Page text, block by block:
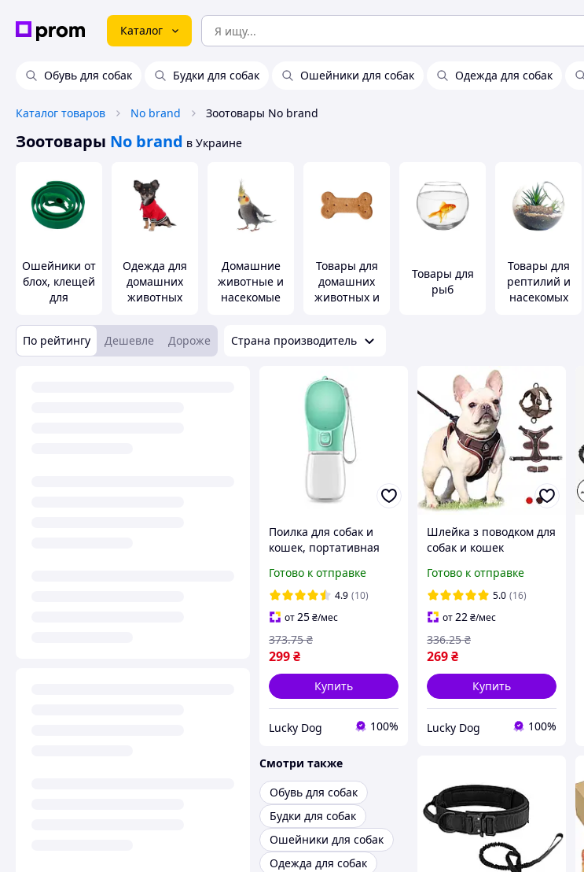
Каталог
Обувь для собак Будки для собак Ошейники для собак Одежда для собак
Каталог товаров No brand Зоотовары No brand
Зоотовары No brand в Украине
Ошейники от
блох, клещей
для
Одежда для
домашних
животных
Домашние
животные и
насекомые
Товары для
домашних
животных и
Товары для
рыб
Товары для
рептилий и
насекомых
По рейтингу Дешевле Дороже Страна производитель
Поилка для собак и
кошек, портативная
чашей для воды
Готово к отправке
4.9 (10)
от25₴/мес
299₴
373.75 ₴
Купить
Lucky Dog 100%
Шлейка з поводком для
собак и кошек
Готово к отправке
5.0 (16)
от22₴/мес
269₴
336.25 ₴
Купить
Lucky Dog 100%
Смотри также
Обувь для собак
Будки для собак
Ошейники для собак
Одежда для собак